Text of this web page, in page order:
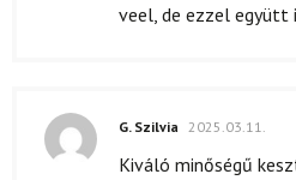
veel, de ezzel együtt
G. Szilvia 2025.03.11.
Kiváló minőségű